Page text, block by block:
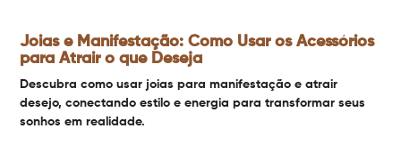
Joias e Manifestação: Como Usar os Acessórios
para Atrair o que Deseja
Descubra como usar joias para manifestação e atrair
desejo, conectando estilo e energia para transformar seus
sonhos em realidade.